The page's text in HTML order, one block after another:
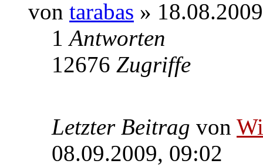
von tarabas »
1Antworten
12676 Zugriffe
Letzter Beitrag von
08.09.2009, 09:02